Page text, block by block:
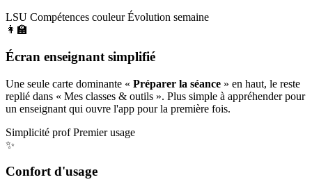
LSU Compétences couleur Évolution semaine
👩‍🏫
Écran enseignant simplifié
Une seule carte dominante « Préparer la séance » en haut, le reste
replié dans « Mes classes & outils ». Plus simple à appréhender pour
un enseignant qui ouvre l'app pour la première fois.
Simplicité prof Premier usage
✨
Confort d'usage